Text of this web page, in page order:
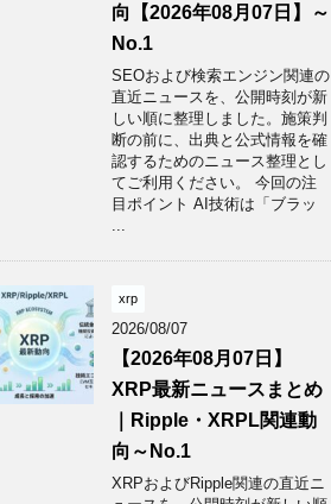
向【2026年08月07日】～
No.1
SEOおよび検索エンジン関連の
直近ニュースを、公開時刻が新
しい順に整理しました。施策判
断の前に、出典と公式情報を確
認するためのニュース整理とし
てご利用ください。 今回の注
目ポイント AI技術は「ブラッ
xrp
2026/08/07
【2026年08月07日】
XRP最新ニュースまとめ
｜Ripple・XRPL関連動
向～No.1
XRPおよびRipple関連の直近ニ